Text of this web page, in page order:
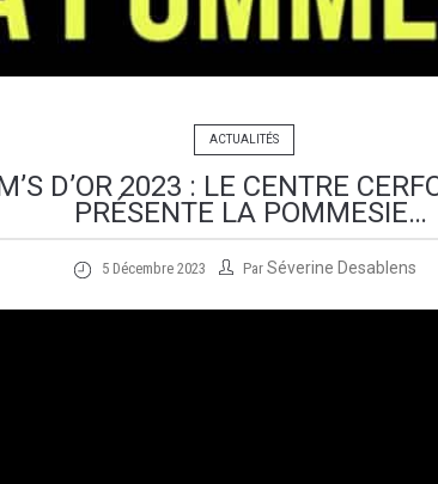
ACTUALITÉS
D’OR 2023 : LE CENTRE
PRÉSENTE LA POMMESIE…
5 Décembre 2023 Par Séverine Desablens